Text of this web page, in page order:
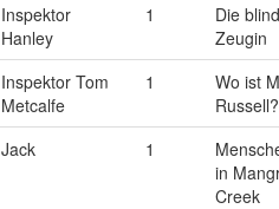
Inspektor
Hanley
1
Die
Zeugin
Inspektor Tom
Metcalfe
1
Wo ist
Russell?
Jack 1
in
Creek